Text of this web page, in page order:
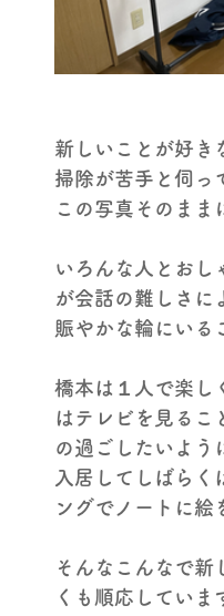
新しいことが好き
掃除が苦手と伺っ
この写真そのまま
いろんな人とおし
が会話の難しさに
賑やかな輪にいる
橋本は１人で楽し
はテレビを見るこ
の過ごしたいよう
入居してしばらく
ングでノートに絵
そんなこんなで
くも順応していま